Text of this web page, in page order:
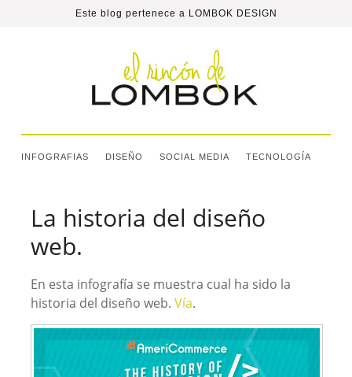
Este blog pertenece a LOMBOK DESIGN
INFOGRAFIAS DISEÑO SOCIAL MEDIA TECNOLOGÍA
La historia del diseño
web.
En esta infografía se muestra cual ha sido la
historia del diseño web. Vía.